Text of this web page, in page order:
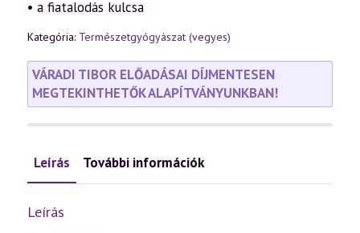
• a fiatalodás kulcsa
Kategória: Természetgyógyászat (vegyes)
VÁRADI TIBOR ELŐADÁSAI DÍJMENTESEN
MEGTEKINTHETŐK ALAPÍTVÁNYUNKBAN!
Leírás További információk
Leírás